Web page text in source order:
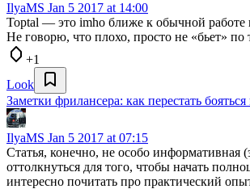
IlyaMS Jan 5 2017 at 14:00
Toptal — это imho ближе к обычной работе
Не говорю, что плохо, просто не «бьет» по
+1
Look
Заметки фрилансера: как перестать бояться
IlyaMS Jan 5 2017 at 07:15
Статья, конечно, не особо информативная
оттолкнуться для того, чтобы начать
интересно почитать про практический